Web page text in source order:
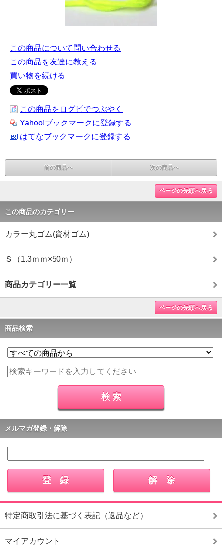
この商品について問い合わせる
この商品を友達に教える
買い物を続ける
この商品をログピでつぶやく
Yahoo!ブックマークに登録する
はてなブックマークに登録する
前の商品へ 次の商品へ
ページの先頭へ戻る
この商品のカテゴリー
カラー丸ゴム(資材ゴム)
Ｓ（1.3ｍｍ×50ｍ）
商品カテゴリー一覧
ページの先頭へ戻る
商品検索
メルマガ登録・解除
特定商取引法に基づく表記（返品など）
マイアカウント